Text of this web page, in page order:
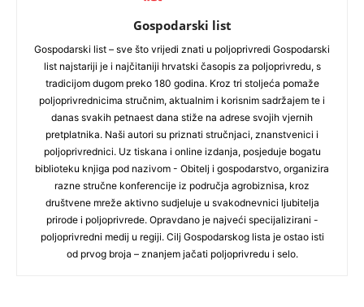
Gospodarski list
Gospodarski list – sve što vrijedi znati u poljoprivredi Gospodarski
list najstariji je i najčitaniji hrvatski časopis za poljoprivredu, s
tradicijom dugom preko 180 godina. Kroz tri stoljeća pomaže
poljoprivrednicima stručnim, aktualnim i korisnim sadržajem te i
danas svakih petnaest dana stiže na adrese svojih vjernih
pretplatnika. Naši autori su priznati stručnjaci, znanstvenici i
poljoprivrednici. Uz tiskana i online izdanja, posjeduje bogatu
biblioteku knjiga pod nazivom - Obitelj i gospodarstvo, organizira
razne stručne konferencije iz područja agrobiznisa, kroz
društvene mreže aktivno sudjeluje u svakodnevnici ljubitelja
prirode i poljoprivrede. Opravdano je najveći specijalizirani -
poljoprivredni medij u regiji. Cilj Gospodarskog lista je ostao isti
od prvog broja – znanjem jačati poljoprivredu i selo.